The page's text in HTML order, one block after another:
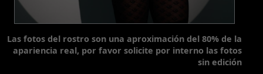
Las fotos del rostro son una aproximación del 80% de la
apariencia real, por favor solicite por interno las fotos
sin edición